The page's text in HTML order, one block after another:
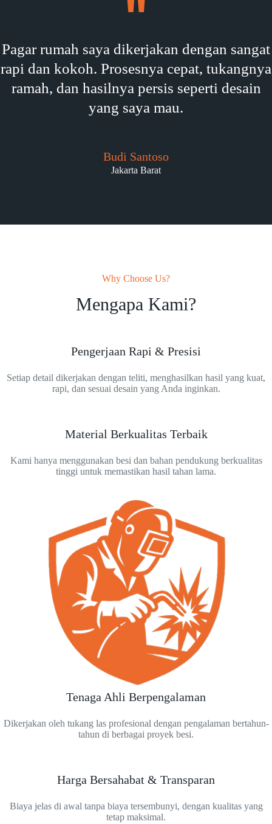
Pagar rumah saya dikerjakan dengan sangat
rapi dan kokoh. Prosesnya cepat, tukangnya
ramah, dan hasilnya persis seperti desain
yang saya mau.
Budi Santoso
Jakarta Barat
Why Choose Us?
Mengapa Kami?
Pengerjaan Rapi & Presisi
Setiap detail dikerjakan dengan teliti, menghasilkan hasil yang kuat,
rapi, dan sesuai desain yang Anda inginkan.
Material Berkualitas Terbaik
Kami hanya menggunakan besi dan bahan pendukung berkualitas
tinggi untuk memastikan hasil tahan lama.
Tenaga Ahli Berpengalaman
Dikerjakan oleh tukang las profesional dengan pengalaman bertahun-
tahun di berbagai proyek besi.
Harga Bersahabat & Transparan
Biaya jelas di awal tanpa biaya tersembunyi, dengan kualitas yang
tetap maksimal.